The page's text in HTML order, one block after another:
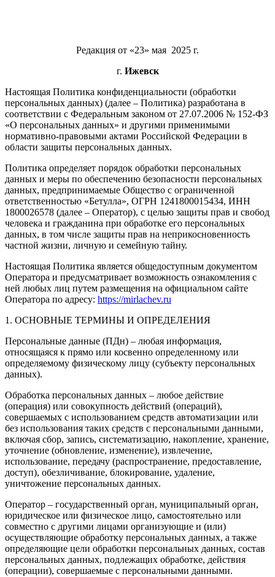
Редакция от «23» мая 2025 г.
г. Ижевск
Настоящая Политика конфиденциальности (обработки
персональных данных) (далее – Политика) разработана в
соответствии с Федеральным законом от 27.07.2006 № 152-ФЗ
«О персональных данных» и другими применимыми
нормативно-правовыми актами Российской Федерации в
области защиты персональных данных.
Политика определяет порядок обработки персональных
данных и меры по обеспечению безопасности персональных
данных, предпринимаемые Общество с ограниченной
ответственностью «Бетулла», ОГРН 1241800015434, ИНН
1800026578 (далее – Оператор), с целью защиты прав и свобод
человека и гражданина при обработке его персональных
данных, в том числе защиты прав на неприкосновенность
частной жизни, личную и семейную тайну.
Настоящая Политика является общедоступным документом
Оператора и предусматривает возможность ознакомления с
ней любых лиц путем размещения на официальном сайте
Оператора по адресу: https://mirlachev.ru
1. ОСНОВНЫЕ ТЕРМИНЫ И ОПРЕДЕЛЕНИЯ
Персональные данные (ПДн) – любая информация,
относящаяся к прямо или косвенно определенному или
определяемому физическому лицу (субъекту персональных
данных).
Обработка персональных данных – любое действие
(операция) или совокупность действий (операций),
совершаемых с использованием средств автоматизации или
без использования таких средств с персональными данными,
включая сбор, запись, систематизацию, накопление, хранение,
уточнение (обновление, изменение), извлечение,
использование, передачу (распространение, предоставление,
доступ), обезличивание, блокирование, удаление,
уничтожение персональных данных.
Оператор – государственный орган, муниципальный орган,
юридическое или физическое лицо, самостоятельно или
совместно с другими лицами организующие и (или)
осуществляющие обработку персональных данных, а также
определяющие цели обработки персональных данных, состав
персональных данных, подлежащих обработке, действия
(операции), совершаемые с персональными данными.